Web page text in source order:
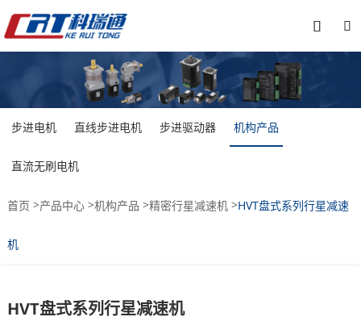


步进电机 直线步进电机 步进驱动器 机构产品
直流无刷电机
首页 >产品中心>机构产品 >精密行星减速机>HVT盘式系列行星减速
机
HVT盘式系列行星减速机